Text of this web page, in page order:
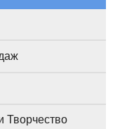
Творчество